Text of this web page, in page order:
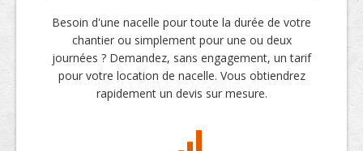
Besoin d'une nacelle pour toute la durée de votre
chantier ou simplement pour une ou deux
journées ? Demandez, sans engagement, un tarif
pour votre location de nacelle. Vous obtiendrez
rapidement un devis sur mesure.